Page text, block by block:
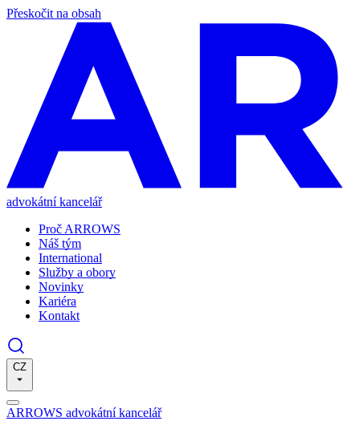
Přeskočit na obsah
advokátní kancelář
Proč ARROWS
Náš tým
International
Služby a obory
Novinky
Kariéra
Kontakt
CZ
ARROWS advokátní kancelář